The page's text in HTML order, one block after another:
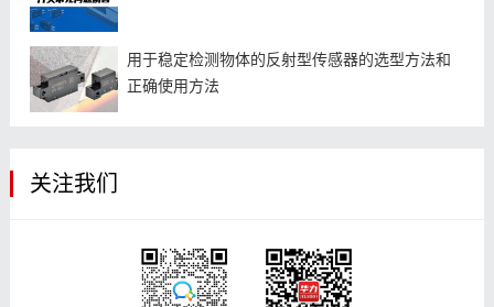
用于稳定检测物体的反射型传感器的选型方法和
正确使用方法
关注我们